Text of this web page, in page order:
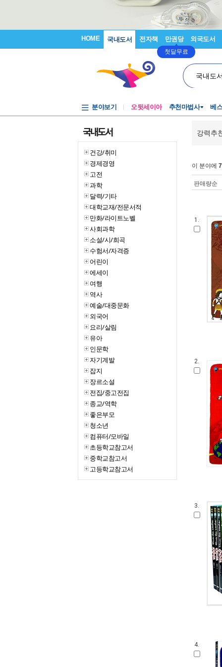
HOME 국내도서 전자책 만권당
첫달무료
외국도서
국내도
분야보기 오뒷세이아 추천마법사 베
국내도서
건강/취미
경제경영
고전
과학
달력/기타
대학교재/전문서적
만화/라이트노벨
사회과학
소설/시/희곡
수험서/자격증
어린이
에세이
여행
역사
예술/대중문화
외국어
요리/살림
유아
인문학
자기계발
잡지
장르소설
전집/중고전집
종교/역학
좋은부모
청소년
컴퓨터/모바일
초등학교참고서
중학교참고서
고등학교참고서
강력추
이 분야에 7
판매량순
1.
2.
3.
4.